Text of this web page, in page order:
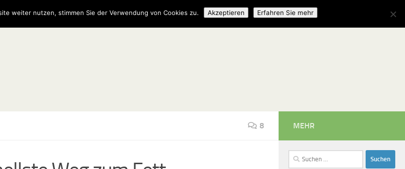
8 MEHR
Suchen
nach:
weiter nutzen, stimmen Sie der Verwendung von Cookies zu. Akzeptieren Erfahren Sie mehr